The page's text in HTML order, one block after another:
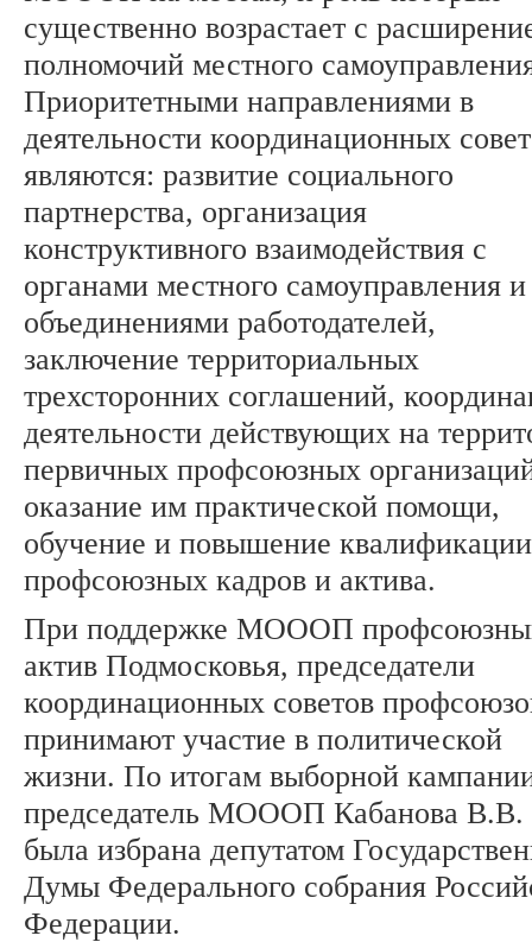
существенно возрастает с
полномочий местного
Приоритетными направлениями в
деятельности координационных
являются: развитие социального
партнерства, организация
конструктивного взаимодействия с
органами местного самоуправления и
объединениями работодателей,
заключение территориальных
трехсторонних соглашений,
деятельности действующих на
первичных профсоюзных
оказание им практической помощи,
обучение и повышение квалификации
профсоюзных кадров и актива.
При поддержке МОООП
актив Подмосковья, председатели
координационных советов
принимают участие в политической
жизни. По итогам выборной
председатель МОООП Кабанова В.В.
была избрана депутатом
Думы Федерального собрания
Федерации.